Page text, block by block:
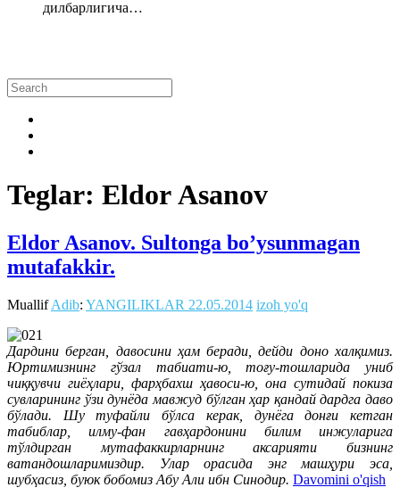
дилбарлигича…
Teglar: Eldor Аsanov
Eldor Asanov. Sultonga bo’ysunmagan
mutafakkir.
MuallifAdib: YANGILIKLAR 22.05.2014 izoh yo'q
Дардини берган, давосини ҳам беради, дейди доно халқимиз.
Юртимизнинг гўзал табиати-ю, тоғу-тошларида униб
чиққувчи гиёҳлари, фарҳбахш ҳавоси-ю, она сутидай покиза
сувларининг ўзи дунёда мавжуд бўлган ҳар қандай дардга даво
бўлади. Шу туфайли бўлса керак, дунёга донғи кетган
табиблар, илму-фан гавҳардонини билим инжуларига
тўлдирган мутафаккирларнинг аксарияти бизнинг
ватандошларимиздир. Улар орасида энг машҳури эса,
шубҳасиз, буюк бобомиз Абу Али ибн Синодир. Davomini o'qish